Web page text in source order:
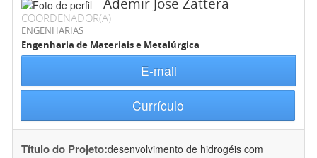
COORDENADOR(A)
ENGENHARIAS
Engenharia de Materiais e Metalúrgica
E-mail
Currículo
Título do Projeto:desenvolvimento de hidrogéis com